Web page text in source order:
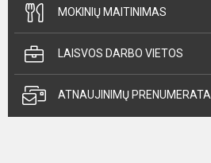
MOKINIŲ MAITINIMAS
LAISVOS DARBO VIETOS
ATNAUJINIMŲ PRENUMERATA